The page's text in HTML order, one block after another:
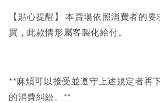
【貼心提醒】 本賣場依照消費者的
買，此款情形屬客製化給付。
**麻煩可以接受並遵守上述規定者再
的消費糾紛。**